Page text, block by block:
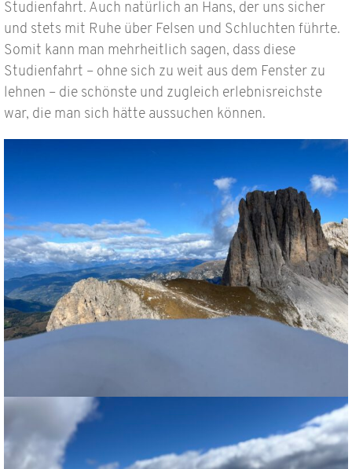
Studienfahrt. Auch natürlich an Hans, der uns sicher
und stets mit Ruhe über Felsen und Schluchten führte.
Somit kann man mehrheitlich sagen, dass diese
Studienfahrt – ohne sich zu weit aus dem Fenster zu
lehnen – die schönste und zugleich erlebnisreichste
war, die man sich hätte aussuchen können.